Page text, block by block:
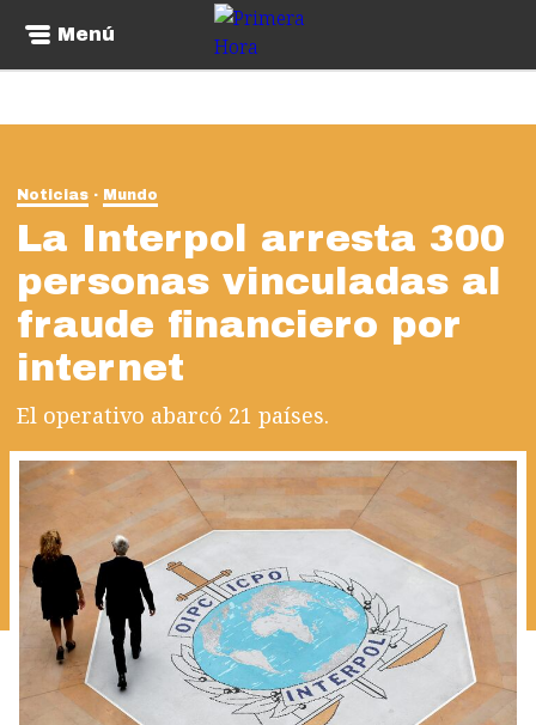
Menú
Noticias Mundo
La Interpol arresta 300
personas vinculadas al
fraude financiero por
internet
El operativo abarcó 21 países.